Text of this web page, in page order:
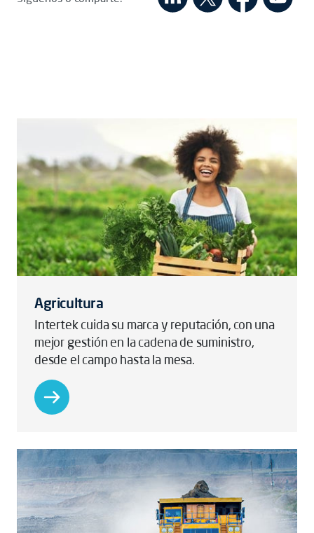
Agricultura
Intertek cuida su marca y reputación, con una
mejor gestión en la cadena de suministro,
desde el campo hasta la mesa.